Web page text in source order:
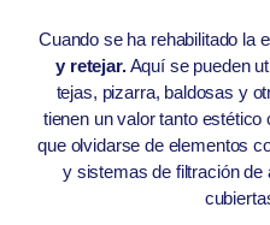
Cuando se ha rehabilitado la
y retejar.Aquí se pueden
tejas, pizarra, baldosas y
tienen un valor tanto
que olvidarse de elementos
y sistemas de filtración